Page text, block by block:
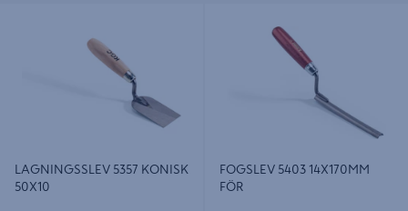
LAGNINGSSLEV 5357 KONISK
50X10
FOGSLEV 5403 14X170MM
FÖR